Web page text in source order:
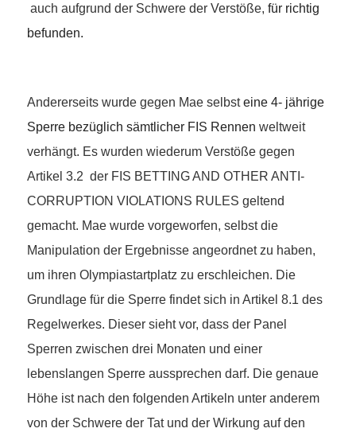
auch aufgrund der Schwere der Verstöße, für richtig
befunden.
Andererseits wurde gegen Mae selbsteine 4- jährige
Sperre bezüglich sämtlicher FIS Rennen weltweit
verhängt. Es wurden wiederum Verstöße gegen
Artikel 3.2 der FIS BETTING AND OTHER ANTI-
CORRUPTION VIOLATIONS RULES geltend
gemacht. Mae wurde vorgeworfen, selbst die
Manipulation der Ergebnisse angeordnet zu haben,
um ihren Olympiastartplatz zu erschleichen. Die
Grundlage für die Sperre findet sich in Artikel 8.1 des
Regelwerkes. Dieser sieht vor, dass der Panel
Sperren zwischen drei Monaten und einer
lebenslangen Sperre aussprechen darf. Die genaue
Höhe ist nach den folgenden Artikeln unter anderem
von der Schwere der Tat und der Wirkung auf den